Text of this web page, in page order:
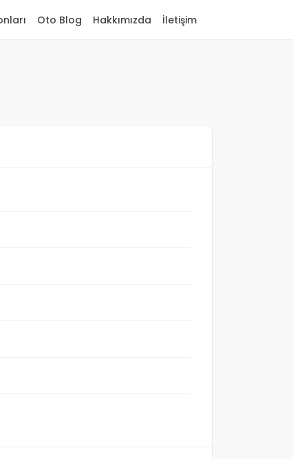
Oto Blog Hakkımızda İletişim